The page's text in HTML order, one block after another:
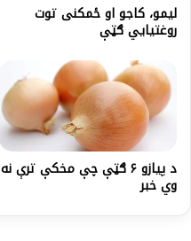
لیمو، کاجو او ځمکنی توت
روغتیايي ګټې
د پيازو ۶ ګټې چې مخکې ترې نه
وي خبر